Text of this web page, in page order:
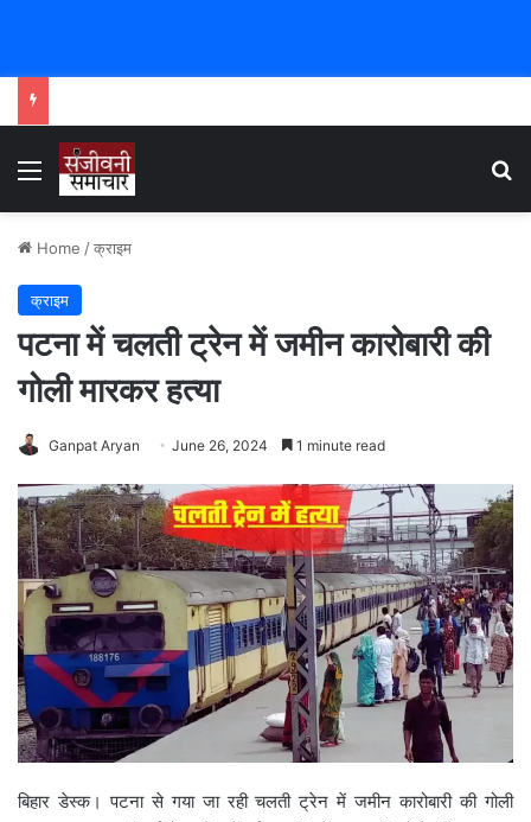
Menu
Home /क्राइम
क्राइम
पटना में चलती ट्रेन में जमीन कारोबारी की
गोली मारकर हत्या
Ganpat Aryan June 26, 2024 1 minute read
बिहार डेस्क। पटना से गया जा रही चलती ट्रेन में जमीन कारोबारी की गोली